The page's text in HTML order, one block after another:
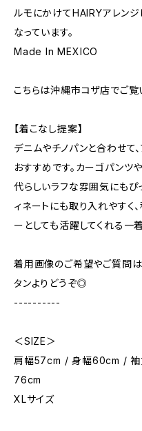
ルモにかけてHAIRYアレン
なっています。
Made In MEXICO
こちらは沖縄市コザ店でご覧
【着こなし提案】
デニムやチノパンと合わせて
おすすめです。カーゴパンツ
代らしいラフな雰囲気にもぴ
ィネートにも取り入れやすく
ーとしても活躍してくれる一着
着用画像のご希望やご質問は
タンよりどうぞ◎
----------
＜SIZE＞
肩幅57cm / 身幅60cm /
76cm
XLサイズ